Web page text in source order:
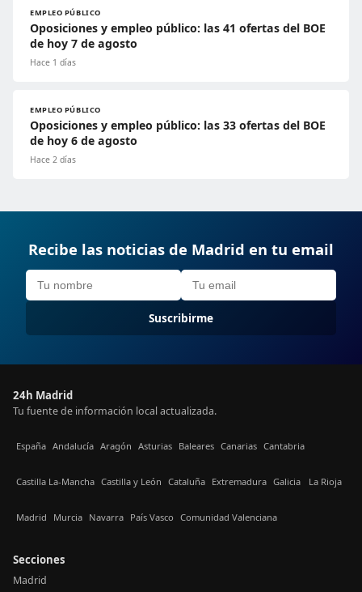
EMPLEO PÚBLICO
Oposiciones y empleo público: las 41 ofertas del BOE
de hoy 7 de agosto
Hace 1 días
EMPLEO PÚBLICO
Oposiciones y empleo público: las 33 ofertas del BOE
de hoy 6 de agosto
Hace 2 días
Recibe las noticias de Madrid en tu email
Suscribirme
24h Madrid
Tu fuente de información local actualizada.
España Andalucía Aragón Asturias Baleares Canarias Cantabria
Castilla La-Mancha Castilla y León Cataluña Extremadura Galicia La Rioja
Madrid Murcia Navarra País Vasco Comunidad Valenciana
Secciones
Madrid